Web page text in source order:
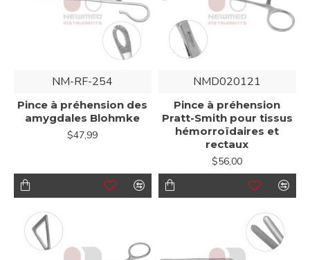
NM-RF-254
Pince à préhension des
amygdales Blohmke
$47,99
NMD020121
Pince à préhension
Pratt-Smith pour tissus
hémorroïdaires et
rectaux
$56,00